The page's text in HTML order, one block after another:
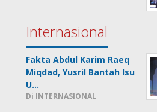
Internasional
Fakta Abdul Karim Raeq
Miqdad, Yusril Bantah Isu
U…
Di INTERNASIONAL